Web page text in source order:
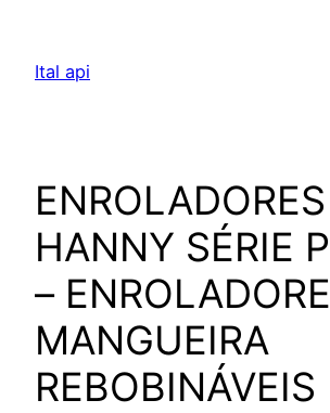
Ital api
ENROLADORES
HANNY SÉRIE
–
MANGUEIRA
REBOBINÁVEIS